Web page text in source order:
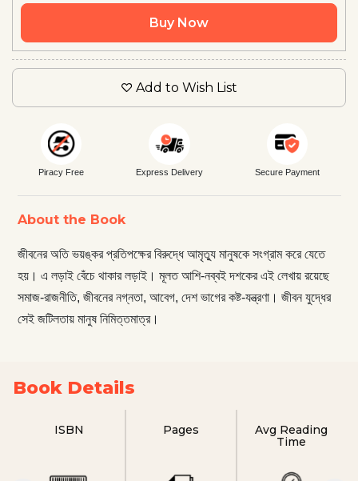
Buy Now
Add to Wish List
Piracy Free Express Delivery Secure Payment
About the Book
জীবনের অতি ভয়ঙ্কর প্রতিপক্ষের বিরুদ্ধে আমৃত্যু মানুষকে সংগ্রাম করে যেতে
হয়। এ লড়াই বেঁচে থাকার লড়াই। মূলত আশি-নব্বই দশকের এই লেখায় রয়েছে
সমাজ-রাজনীতি, জীবনের নগ্নতা, আবেগ, দেশ ভাগের কষ্ট-যন্ত্রণা। জীবন যুদ্ধের
সেই জটিলতায় মানুষ নিমিত্তমাত্র।
Book Details
ISBN Pages
Avg Reading
Time